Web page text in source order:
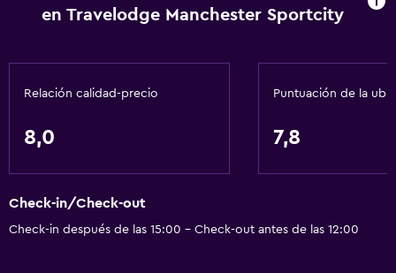
en Travelodge Manchester Sportcity
Relación calidad-precio
8,0
Puntuación de la
7,8
Check-in/Check-out
Check-in después de las 15:00 - Check-out antes de las 12:00